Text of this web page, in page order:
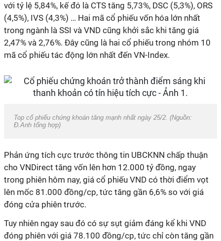
với tỷ lệ 5,84%, kế đó là CTS tăng 5,73%, DSC (5,3%), ORS
(4,5%), IVS (4,3%) … Hai mã cổ phiếu vốn hóa lớn nhất
trong ngành là SSI và VND cũng khởi sắc khi tăng giá
2,47% và 2,76%. Đây cũng là hai cổ phiếu trong nhóm 10
mã cổ phiếu tác động lớn nhất đến VN-Index.
Top cổ phiếu chứng khoán tăng mạnh nhất ngày 25/2. (Nguồn:
Đ.Anh tổng hợp)
Phản ứng tích cực trước thông tin UBCKNN chấp thuận
cho VNDirect tăng vốn lên hơn 12.000 tỷ đồng, ngay
trong phiên hôm nay, giá cổ phiếu VND có thời điểm vọt
lên mốc 81.000 đồng/cp, tức tăng gần 6,6% so với giá
đóng cửa phiên trước.
Tuy nhiên ngay sau đó có sự sụt giảm đáng kể khi VND
đóng phiên với giá 78.100 đồng/cp, tức chỉ còn tăng gần